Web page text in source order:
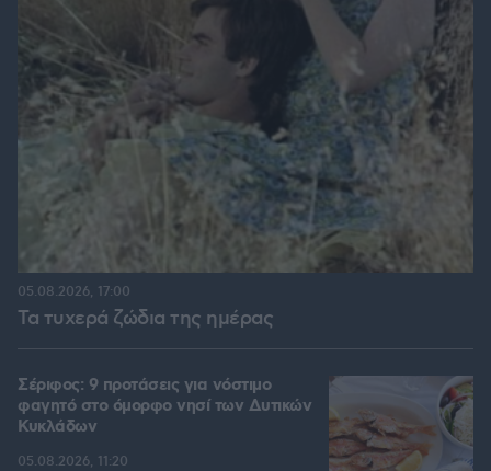
Τα τυχερά ζώδια της ημέρας
05.08.2026, 17:00
Σέριφος: 9 προτάσεις για νόστιμο
φαγητό στο όμορφο νησί των Δυτικών
Κυκλάδων
05.08.2026, 11:20